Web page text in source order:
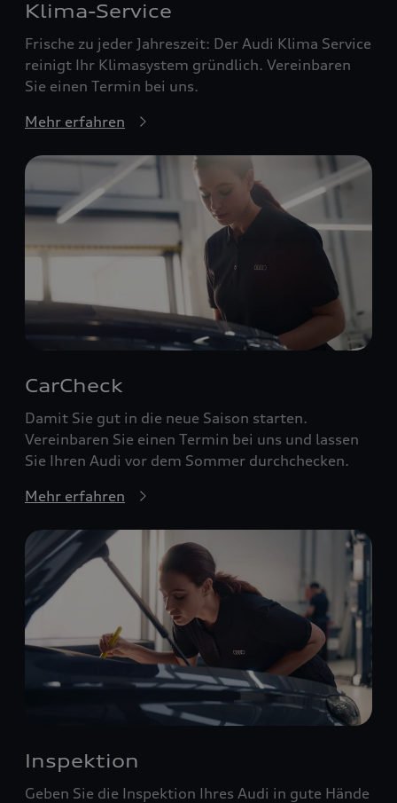
Klima-Service
Frische zu jeder Jahreszeit: Der Audi Klima Service
reinigt Ihr Klimasystem gründlich. Vereinbaren
Sie einen Termin bei uns.
Mehr erfahren
CarCheck
Damit Sie gut in die neue Saison starten.
Vereinbaren Sie einen Termin bei uns und lassen
Sie Ihren Audi vor dem Sommer durchchecken.
Mehr erfahren
Inspektion
Geben Sie die Inspektion Ihres Audi in gute Hände